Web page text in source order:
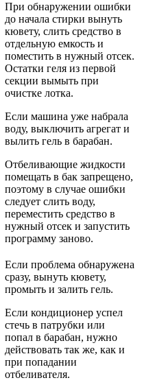
При обнаружении ошибки
до начала стирки вынуть
кювету, слить средство в
отдельную емкость и
поместить в нужный отсек.
Остатки геля из первой
секции вымыть при
очистке лотка.
Если машина уже набрала
воду, выключить агрегат и
вылить гель в барабан.
Отбеливающие жидкости
помещать в бак запрещено,
поэтому в случае ошибки
следует слить воду,
переместить средство в
нужный отсек и запустить
программу заново.
Если проблема обнаружена
сразу, вынуть кювету,
промыть и залить гель.
Если кондиционер успел
стечь в патрубки или
попал в барабан, нужно
действовать так же, как и
при попадании
отбеливателя.